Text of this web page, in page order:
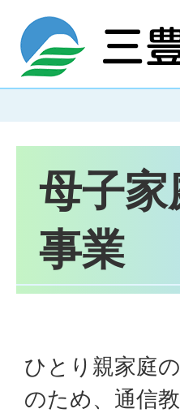
母子
事業
ひとり親家庭
のため、通信